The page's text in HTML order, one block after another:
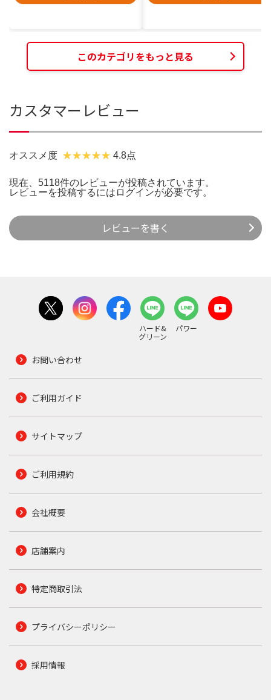
このカテゴリをもっと見る
カスタマーレビュー
オススメ度 4.8点
現在、5118件のレビューが投稿されています。
レビューを投稿するには ログインが必要です。
レビューを書く
ハード&
グリーン
パワー
お問い合わせ
ご利用ガイド
サイトマップ
ご利用規約
会社概要
店舗案内
特定商取引法
プライバシーポリシー
採用情報